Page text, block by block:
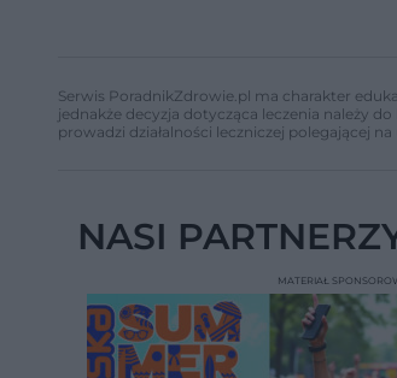
Serwis PoradnikZdrowie.pl ma charakter
jednakże decyzja dotycząca leczenia należy
prowadzi działalności leczniczej polegającej
NASI
MATERIAŁ